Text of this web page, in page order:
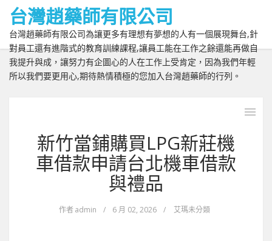
台灣趙藥師有限公司
台灣趙藥師有限公司為讓更多有理想有夢想的人有一個展現舞台,針
對員工還有進階式的教育訓練課程,讓員工能在工作之餘還能再做自
我提升與成，讓努力有企圖心的人在工作上受肯定，因為我們年輕
所以我們要更用心,期待熱情積極的您加入台灣趙藥師的行列。
新竹當鋪購買LPG新莊機
車借款申請台北機車借款
與禮品
作者admin / 6 月 02, 2026 / 艾瑪未分類